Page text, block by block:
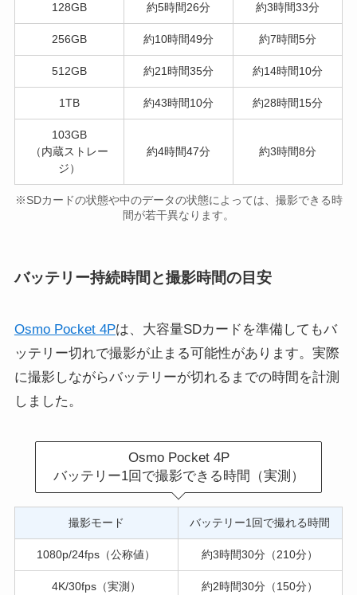
128GB 約5時間26分 約3時間33分
256GB 約10時間49分 約7時間5分
512GB 約21時間35分 約14時間10分
1TB 約43時間10分 約28時間15分
103GB
（内蔵ストレー
ジ）
約4時間47分 約3時間8分
※SDカードの状態や中のデータの状態によっては、撮影できる時
間が若干異なります。
バッテリー持続時間と撮影時間の目安
Osmo Pocket 4Pは、大容量SDカードを準備してもバ
ッテリー切れで撮影が止まる可能性があります。実際
に撮影しながらバッテリーが切れるまでの時間を計測
しました。
Osmo Pocket 4P
バッテリー1回で撮影できる時間（実測）
撮影モード バッテリー1回で撮れる時間
1080p/24fps（公称値） 約3時間30分（210分）
4K/30fps（実測） 約2時間30分（150分）